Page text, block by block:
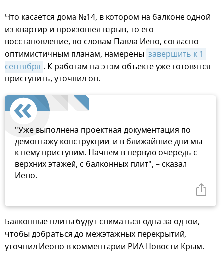
Что касается дома №14, в котором на балконе одной
из квартир и произошел взрыв, то его
восстановление, по словам Павла Иено, согласно
оптимистичным планам, намерены завершить к 1
сентября . К работам на этом объекте уже готовятся
приступить, уточнил он.
"Уже выполнена проектная документация по
демонтажу конструкции, и в ближайшие дни мы
к нему приступим. Начнем в первую очередь с
верхних этажей, с балконных плит", – сказал
Иено.
Балконные плиты будут сниматься одна за одной,
чтобы добраться до межэтажных перекрытий,
уточнил Иеоно в комментарии РИА Новости Крым.